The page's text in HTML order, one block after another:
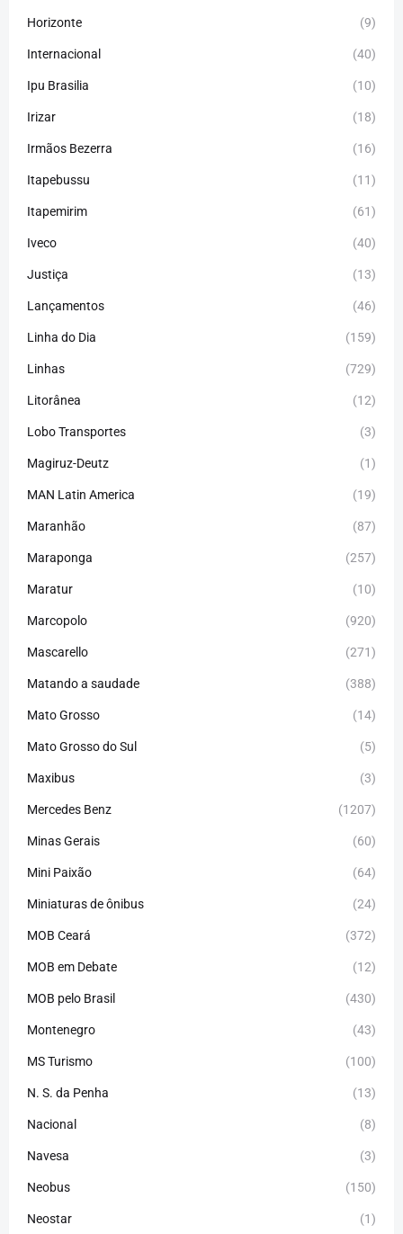
Horizonte (9)
Internacional (40)
Ipu Brasilia (10)
Irizar (18)
Irmãos Bezerra (16)
Itapebussu (11)
Itapemirim (61)
Iveco (40)
Justiça (13)
Lançamentos (46)
Linha do Dia (159)
Linhas (729)
Litorânea (12)
Lobo Transportes (3)
Magiruz-Deutz (1)
MAN Latin America (19)
Maranhão (87)
Maraponga (257)
Maratur (10)
Marcopolo (920)
Mascarello (271)
Matando a saudade (388)
Mato Grosso (14)
Mato Grosso do Sul (5)
Maxibus (3)
Mercedes Benz (1207)
Minas Gerais (60)
Mini Paixão (64)
Miniaturas de ônibus (24)
MOB Ceará (372)
MOB em Debate (12)
MOB pelo Brasil (430)
Montenegro (43)
MS Turismo (100)
N. S. da Penha (13)
Nacional (8)
Navesa (3)
Neobus (150)
Neostar (1)